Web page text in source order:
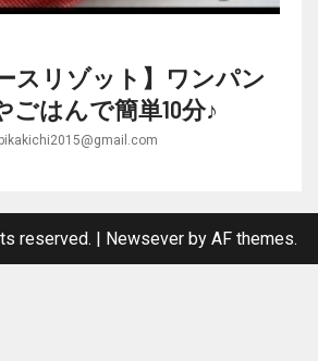
スリゾット】ワンパン
ごはんで簡単10分♪
pikakichi2015@gmail.com
reserved. | Newseverby AF themes.